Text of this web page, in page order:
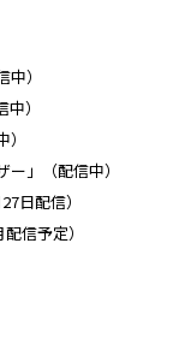
）
）
」（配信中）
日配信）
信予定）